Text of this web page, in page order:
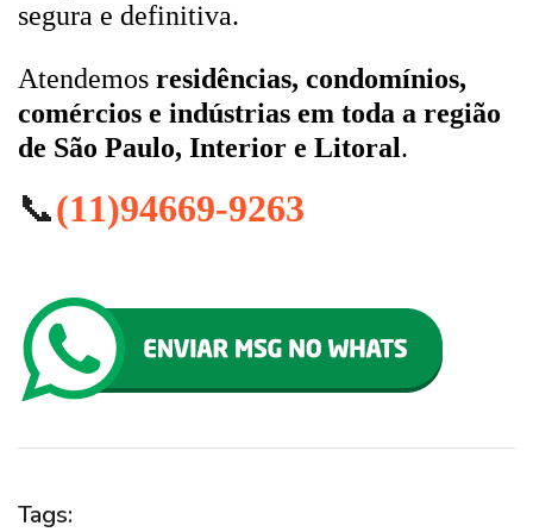
segura e definitiva.
Atendemos residências, condomínios,
comércios e indústrias em toda a região
de São Paulo, Interior e Litoral.
📞(11)94669-9263
Tags: